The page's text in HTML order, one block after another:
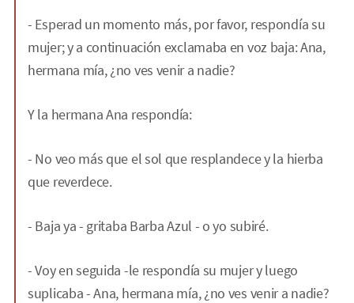
- Esperad un momento más, por favor, respondía su
mujer; y a continuación exclamaba en voz baja: Ana,
hermana mía, ¿no ves venir a nadie?
Y la hermana Ana respondía:
- No veo más que el sol que resplandece y la hierba
que reverdece.
- Baja ya - gritaba Barba Azul - o yo subiré.
- Voy en seguida -le respondía su mujer y luego
suplicaba - Ana, hermana mía, ¿no ves venir a nadie?